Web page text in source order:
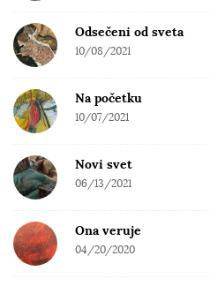
Odsečeni od sveta
10/08/2021
Na početku
10/07/2021
Novi svet
06/13/2021
Ona veruje
04/20/2020